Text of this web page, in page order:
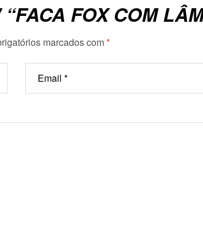
FOX COM
marcados com*